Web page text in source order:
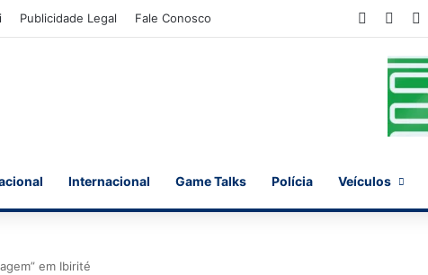
Publicidade Legal Fale Conosco Facebook
Internacional Game Talks Polícia Veículos
em Ibirité